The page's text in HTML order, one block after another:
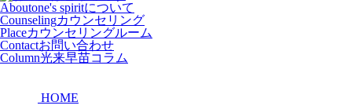
Aboutone's spiritについて
Counselingカウンセリング
Placeカウンセリングルーム
Contactお問い合わせ
Column光来早苗コラム
HOME